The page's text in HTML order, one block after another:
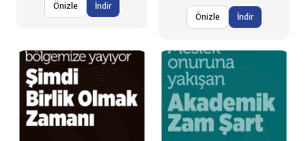
Önizle İndir
Önizle İndir